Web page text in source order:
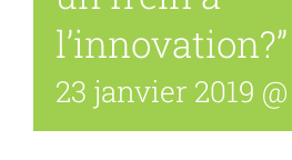
l’innovation?”
23 janvier 2019